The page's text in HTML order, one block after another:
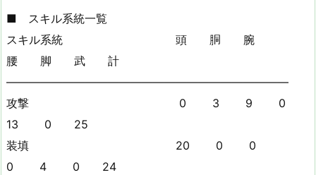
■ スキル系統一覧
スキル系統 頭 胴 腕
腰 脚 武 計
—————————————————————————
攻撃 0 3 9 0
13 0 25
装填 20 0 0
0 4 0 24